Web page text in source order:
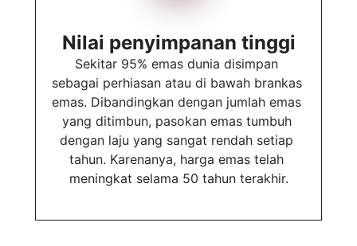
Nilai penyimpanan tinggi
Sekitar 95% emas dunia disimpan
sebagai perhiasan atau di bawah brankas
emas. Dibandingkan dengan jumlah emas
yang ditimbun, pasokan emas tumbuh
dengan laju yang sangat rendah setiap
tahun. Karenanya, harga emas telah
meningkat selama 50 tahun terakhir.